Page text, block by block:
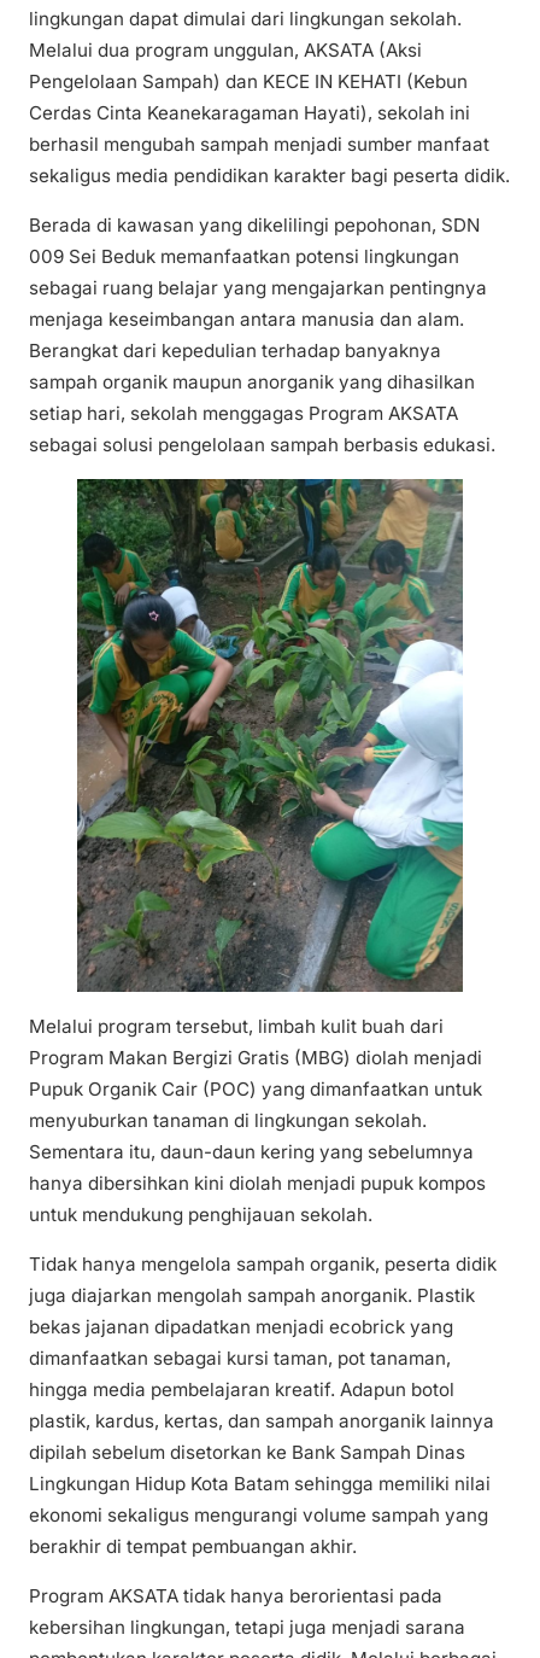
lingkungan dapat dimulai dari lingkungan sekolah.
Melalui dua program unggulan, AKSATA (Aksi
Pengelolaan Sampah) dan KECE IN KEHATI (Kebun
Cerdas Cinta Keanekaragaman Hayati), sekolah ini
berhasil mengubah sampah menjadi sumber manfaat
sekaligus media pendidikan karakter bagi peserta didik.
Berada di kawasan yang dikelilingi pepohonan, SDN
009 Sei Beduk memanfaatkan potensi lingkungan
sebagai ruang belajar yang mengajarkan pentingnya
menjaga keseimbangan antara manusia dan alam.
Berangkat dari kepedulian terhadap banyaknya
sampah organik maupun anorganik yang dihasilkan
setiap hari, sekolah menggagas Program AKSATA
sebagai solusi pengelolaan sampah berbasis edukasi.
Melalui program tersebut, limbah kulit buah dari
Program Makan Bergizi Gratis (MBG) diolah menjadi
Pupuk Organik Cair (POC) yang dimanfaatkan untuk
menyuburkan tanaman di lingkungan sekolah.
Sementara itu, daun-daun kering yang sebelumnya
hanya dibersihkan kini diolah menjadi pupuk kompos
untuk mendukung penghijauan sekolah.
Tidak hanya mengelola sampah organik, peserta didik
juga diajarkan mengolah sampah anorganik. Plastik
bekas jajanan dipadatkan menjadi ecobrick yang
dimanfaatkan sebagai kursi taman, pot tanaman,
hingga media pembelajaran kreatif. Adapun botol
plastik, kardus, kertas, dan sampah anorganik lainnya
dipilah sebelum disetorkan ke Bank Sampah Dinas
Lingkungan Hidup Kota Batam sehingga memiliki nilai
ekonomi sekaligus mengurangi volume sampah yang
berakhir di tempat pembuangan akhir.
Program AKSATA tidak hanya berorientasi pada
kebersihan lingkungan, tetapi juga menjadi sarana